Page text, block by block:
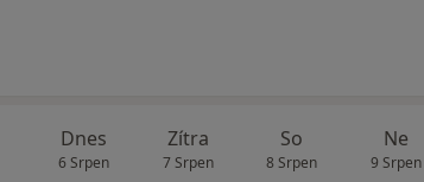
Dnes
6 Srpen
Zítra
7 Srpen
So
8 Srpen
Ne
9 Srpen